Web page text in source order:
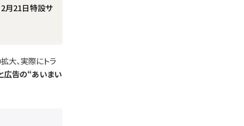
2月21日特設サ
大、実際にトラ
広告の“あいまい